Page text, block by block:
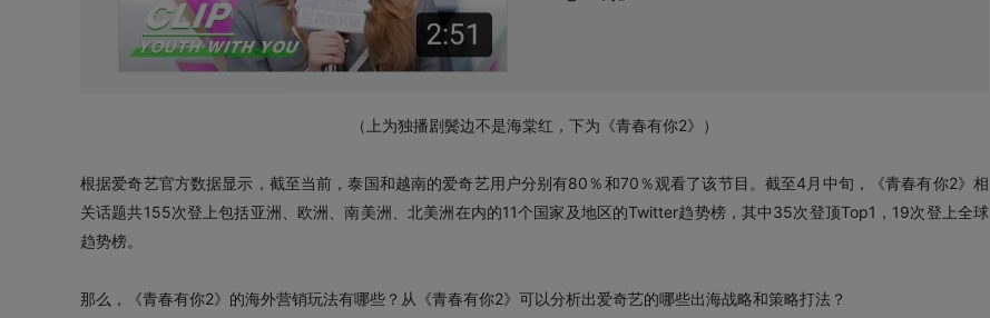
（上为独播剧鬓边不是海棠红，下为《青春有你2》）
根据爱奇艺官方数据显示，截至当前，泰国和越南的爱奇艺用户分别有80％和70％观看了该节目。截至4月中旬，《青春有你2》相
关话题共155次登上包括亚洲、欧洲、南美洲、北美洲在内的11个国家及地区的Twitter趋势榜，其中35次登顶Top1，19次登上全球
趋势榜。
那么，《青春有你2》的海外营销玩法有哪些？从《青春有你2》可以分析出爱奇艺的哪些出海战略和策略打法？